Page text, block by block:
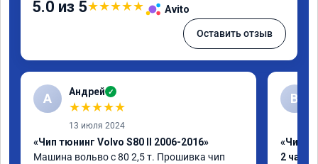
5.0 из 5★★★★★ Avito
Оставить отзыв
А Андрей ✓
★★★★★
13 июля 2024
«Чип тюнинг Volvo S80 II 2006-2016»
Машина вольво с 80 2,5 т. Прошивка чип
В
«Чип
2 часа»